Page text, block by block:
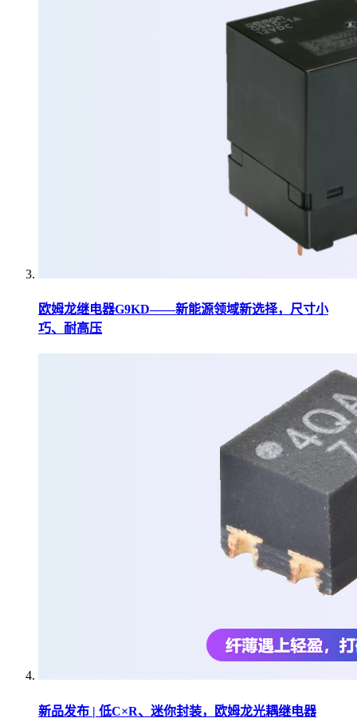
欧姆龙继电器G9KD——新能源领域新选择，尺寸小
巧、耐高压
新品发布 | 低C×R、迷你封装，欧姆龙光耦继电器